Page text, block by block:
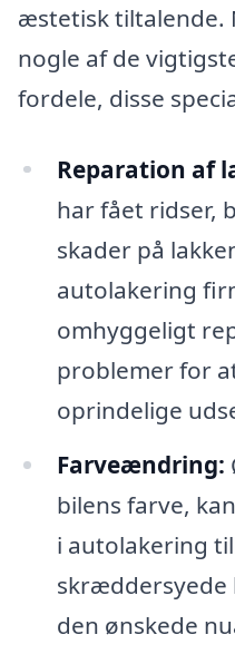
æstetisk tiltalende.
nogle af de
fordele, disse
Reparation af
har fået ridser,
skader på
autolakering
omhyggeligt
problemer for
oprindelige
Farveændring:
bilens farve,
i autolakering
skræddersyede
den ønskede